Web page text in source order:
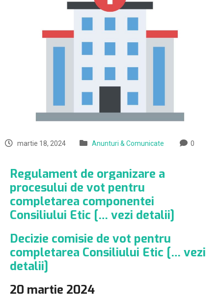
martie 18, 2024 Anunturi & Comunicate 0
Regulament de organizare a
procesului de vot pentru
completarea componentei
Consiliului Etic [… vezi detalii]
Decizie comisie de vot pentru
completarea Consiliului Etic [… vezi
detalii]
20 martie 2024